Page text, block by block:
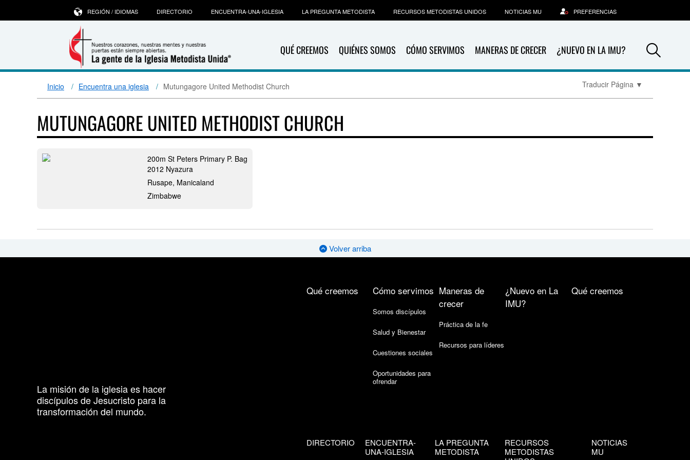
QUÉ CREEMOS QUIÉNES SOMOS CÓMO SERVIMOS MANERAS DE CRECER ¿NUEVO EN LA IMU?
REGIÓN / IDIOMAS DIRECTORIO ENCUENTRA-UNA-IGLESIA LA PREGUNTA METODISTA RECURSOS METODISTAS UNIDOS NOTICIAS MU PREFERENCIAS
Inicio Encuentra una iglesia Mutungagore United Methodist Church Traducir Página ▼
MUTUNGAGORE UNITED METHODIST CHURCH
200m St Peters Primary P. Bag
2012 Nyazura
Rusape, Manicaland
Zimbabwe
Volver arriba
La misión de la iglesia es hacer
discípulos de Jesucristo para la
transformación del mundo.
Qué creemos Cómo servimos
Somos discípulos
Salud y Bienestar
Cuestiones sociales
Oportunidades para
ofrendar
Maneras de
crecer
Práctica de la fe
Recursos para líderes
¿Nuevo en La
IMU?
Qué creemos
DIRECTORIO
ENCUENTRA-
UNA-IGLESIA
LA PREGUNTA
METODISTA
RECURSOS
METODISTAS
NOTICIAS
MU